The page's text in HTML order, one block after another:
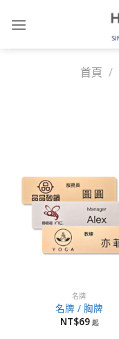
首頁 /
名牌
名牌 / 胸牌
NT$69